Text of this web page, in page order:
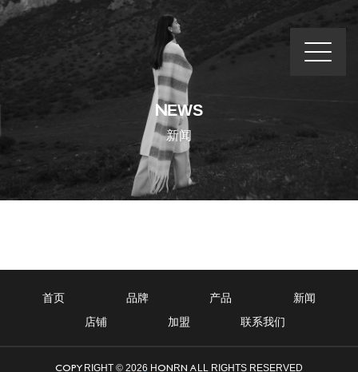
NEWS
新闻
首页 品牌 产品 新闻
店铺 加盟 联系我们
COPYRIGHT © 2026 HONRN ALL RIGHTS RESERVED